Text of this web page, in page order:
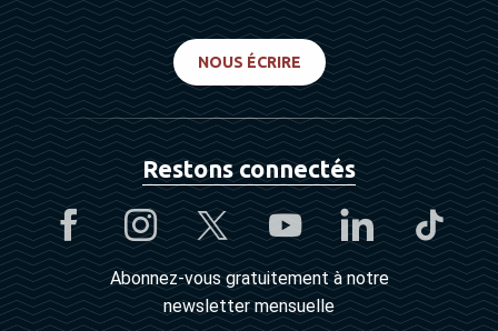
NOUS ÉCRIRE
Restons connectés
Abonnez-vous gratuitement à notre
newsletter mensuelle